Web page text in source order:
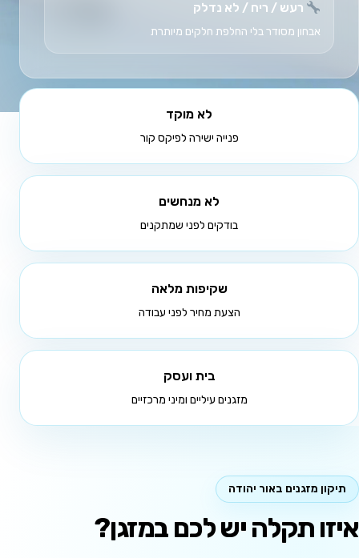
רעש / ריח / לא נדלק
אבחון מסודר בלי החלפת חלקים מיותרת
לא מוקד
פנייה ישירה לפיקס קור
לא מנחשים
בודקים לפני שמתקנים
שקיפות מלאה
הצעת מחיר לפני עבודה
בית ועסק
מזגנים עיליים ומיני מרכזיים
תיקון מזגנים באור יהודה
איזו תקלה יש לכם במזגן?